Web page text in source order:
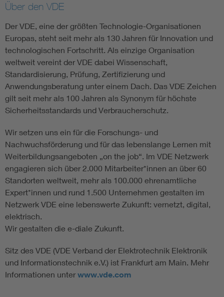
Über den VDE
Der VDE, eine der größten Technologie-Organisationen
Europas, steht seit mehr als 130 Jahren für Innovation und
technologischen Fortschritt. Als einzige Organisation
weltweit vereint der VDE dabei Wissenschaft,
Standardisierung, Prüfung, Zertifizierung und
Anwendungsberatung unter einem Dach. Das VDE Zeichen
gilt seit mehr als 100 Jahren als Synonym für höchste
Sicherheitsstandards und Verbraucherschutz.
Wir setzen uns ein für die Forschungs- und
Nachwuchsförderung und für das lebenslange Lernen mit
Weiterbildungsangeboten „on the job“. Im VDE Netzwerk
engagieren sich über 2.000 Mitarbeiter*innen an über 60
Standorten weltweit, mehr als 100.000 ehrenamtliche
Expert*innen und rund 1.500 Unternehmen gestalten im
Netzwerk VDE eine lebenswerte Zukunft: vernetzt, digital,
elektrisch.
Wir gestalten die e-diale Zukunft.
Sitz des VDE (VDE Verband der Elektrotechnik Elektronik
und Informationstechnik e.V.) ist Frankfurt am Main. Mehr
Informationen unterwww.vde.com